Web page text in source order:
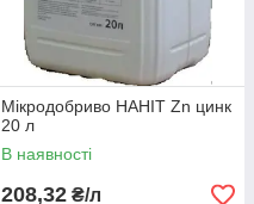
Мікродобриво НАНІТ Zn цинк
20 л
В наявності
208,32 ₴/л